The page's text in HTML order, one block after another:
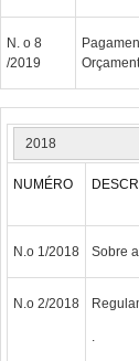
N. o 8
/2019
2018
NUMÉRO
N.o 1/2018 Sobre
N.o 2/2018